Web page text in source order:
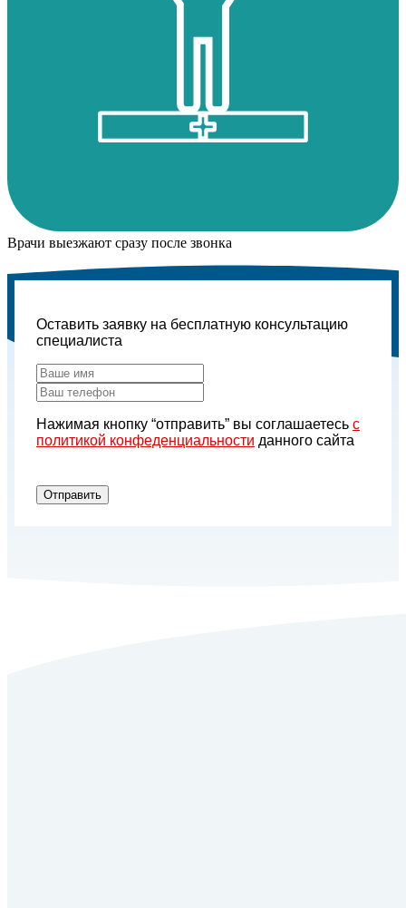
Врачи выезжают сразу после звонка
Оставить заявку на бесплатную консультацию
специалиста
Нажимая кнопку “отправить” вы соглашаетесь с
политикой конфеденциальности данного сайта
Отправить